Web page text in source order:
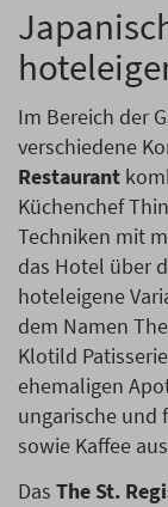
Im Bereich der
verschiedene
Restaurant
Küchenchef
Techniken mit
das Hotel über
hoteleigene
dem Namen
Klotild
ehemaligen
ungarische und
sowie Kaffee
Das The St.